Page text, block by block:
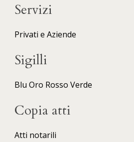
Servizi
Privati e Aziende
Sigilli
Blu Oro Rosso Verde
Copia atti
Atti notarili